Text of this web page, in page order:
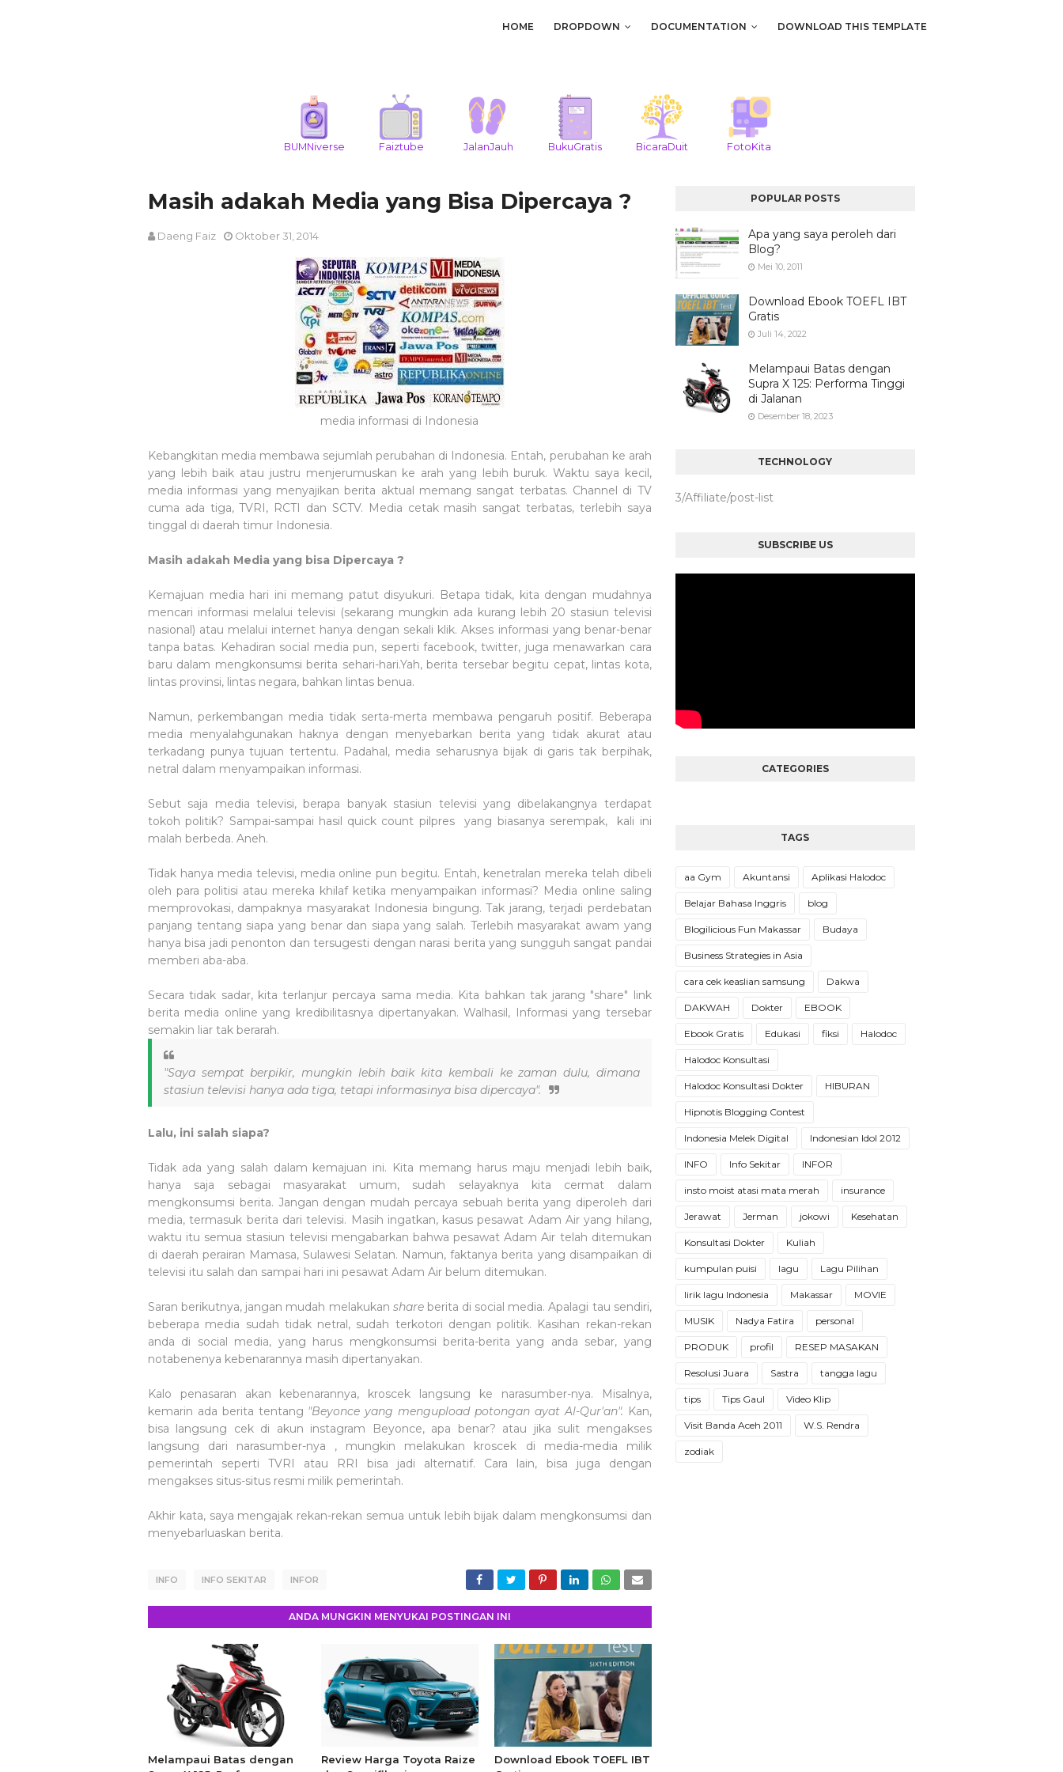
HOME DROPDOWN DOCUMENTATION DOWNLOAD THIS TEMPLATE
BUMNiverse Faiztube JalanJauh BukuGratis BicaraDuit FotoKita
Masih adakah Media yang Bisa Dipercaya ?
Daeng Faiz Oktober 31, 2014
media informasi di Indonesia
Kebangkitan media membawa sejumlah perubahan di Indonesia. Entah, perubahan ke arah
yang lebih baik atau justru menjerumuskan ke arah yang lebih buruk. Waktu saya kecil,
media informasi yang menyajikan berita aktual memang sangat terbatas. Channel di TV
cuma ada tiga, TVRI, RCTI dan SCTV. Media cetak masih sangat terbatas, terlebih saya
tinggal di daerah timur Indonesia.
Masih adakah Media yang bisa Dipercaya ?
Kemajuan media hari ini memang patut disyukuri. Betapa tidak, kita dengan mudahnya
mencari informasi melalui televisi (sekarang mungkin ada kurang lebih 20 stasiun televisi
nasional) atau melalui internet hanya dengan sekali klik. Akses informasi yang benar-benar
tanpa batas. Kehadiran social media pun, seperti facebook, twitter, juga menawarkan cara
baru dalam mengkonsumsi berita sehari-hari.Yah, berita tersebar begitu cepat, lintas kota,
lintas provinsi, lintas negara, bahkan lintas benua.
Namun, perkembangan media tidak serta-merta membawa pengaruh positif. Beberapa
media menyalahgunakan haknya dengan menyebarkan berita yang tidak akurat atau
terkadang punya tujuan tertentu. Padahal, media seharusnya bijak di garis tak berpihak,
netral dalam menyampaikan informasi.
Sebut saja media televisi, berapa banyak stasiun televisi yang dibelakangnya terdapat
tokoh politik? Sampai-sampai hasil quick count pilpres yang biasanya serempak, kali ini
malah berbeda. Aneh.
Tidak hanya media televisi, media online pun begitu. Entah, kenetralan mereka telah dibeli
oleh para politisi atau mereka khilaf ketika menyampaikan informasi? Media online saling
memprovokasi, dampaknya masyarakat Indonesia bingung. Tak jarang, terjadi perdebatan
panjang tentang siapa yang benar dan siapa yang salah. Terlebih masyarakat awam yang
hanya bisa jadi penonton dan tersugesti dengan narasi berita yang sungguh sangat pandai
memberi aba-aba.
Secara tidak sadar, kita terlanjur percaya sama media. Kita bahkan tak jarang "share" link
berita media online yang kredibilitasnya dipertanyakan. Walhasil, Informasi yang tersebar
semakin liar tak berarah.
"Saya sempat berpikir, mungkin lebih baik kita kembali ke zaman dulu, dimana
stasiun televisi hanya ada tiga, tetapi informasinya bisa dipercaya".
Lalu, ini salah siapa?
Tidak ada yang salah dalam kemajuan ini. Kita memang harus maju menjadi lebih baik,
hanya saja sebagai masyarakat umum, sudah selayaknya kita cermat dalam
mengkonsumsi berita. Jangan dengan mudah percaya sebuah berita yang diperoleh dari
media, termasuk berita dari televisi. Masih ingatkan, kasus pesawat Adam Air yang hilang,
waktu itu semua stasiun televisi mengabarkan bahwa pesawat Adam Air telah ditemukan
di daerah perairan Mamasa, Sulawesi Selatan. Namun, faktanya berita yang disampaikan di
televisi itu salah dan sampai hari ini pesawat Adam Air belum ditemukan.
Saran berikutnya, jangan mudah melakukan shareberita di social media. Apalagi tau sendiri,
beberapa media sudah tidak netral, sudah terkotori dengan politik. Kasihan rekan-rekan
anda di social media, yang harus mengkonsumsi berita-berita yang anda sebar, yang
notabenenya kebenarannya masih dipertanyakan.
Kalo penasaran akan kebenarannya, kroscek langsung ke narasumber-nya. Misalnya,
kemarin ada berita tentang "Beyonce yang mengupload potongan ayat Al-Qur'an". Kan,
bisa langsung cek di akun instagram Beyonce, apa benar? atau jika sulit mengakses
langsung dari narasumber-nya , mungkin melakukan kroscek di media-media milik
pemerintah seperti TVRI atau RRI bisa jadi alternatif. Cara lain, bisa juga dengan
mengakses situs-situs resmi milik pemerintah.
Akhir kata, saya mengajak rekan-rekan semua untuk lebih bijak dalam mengkonsumsi dan
menyebarluaskan berita.
INFO INFO SEKITAR INFOR
ANDA MUNGKIN MENYUKAI POSTINGAN INI
Melampaui Batas dengan
Review Harga Toyota Raize
Download Ebook TOEFL IBT
POPULAR POSTS
Apa yang saya peroleh dari
Blog?
Mei 10, 2011
Download Ebook TOEFL IBT
Gratis
Juli 14, 2022
Melampaui Batas dengan
Supra X 125: Performa Tinggi
di Jalanan
Desember 18, 2023
TECHNOLOGY
3/Affiliate/post-list
SUBSCRIBE US
CATEGORIES
TAGS
aa Gym Akuntansi Aplikasi Halodoc
Belajar Bahasa Inggris blog
Blogilicious Fun Makassar Budaya
Business Strategies in Asia
cara cek keaslian samsung Dakwa
DAKWAH Dokter EBOOK
Ebook Gratis Edukasi fiksi Halodoc
Halodoc Konsultasi
Halodoc Konsultasi Dokter HIBURAN
Hipnotis Blogging Contest
Indonesia Melek Digital Indonesian Idol 2012
INFO Info Sekitar INFOR
insto moist atasi mata merah insurance
Jerawat Jerman jokowi Kesehatan
Konsultasi Dokter Kuliah
kumpulan puisi lagu Lagu Pilihan
lirik lagu Indonesia Makassar MOVIE
MUSIK Nadya Fatira personal
PRODUK profil RESEP MASAKAN
Resolusi Juara Sastra tangga lagu
tips Tips Gaul Video Klip
Visit Banda Aceh 2011 W.S. Rendra
zodiak